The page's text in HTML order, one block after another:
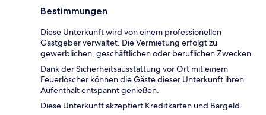
Bestimmungen
Diese Unterkunft wird von einem professionellen
Gastgeber verwaltet. Die Vermietung erfolgt zu
gewerblichen, geschäftlichen oder beruflichen Zwecken.
Dank der Sicherheitsausstattung vor Ort mit einem
Feuerlöscher können die Gäste dieser Unterkunft ihren
Aufenthalt entspannt genießen.
Diese Unterkunft akzeptiert Kreditkarten und Bargeld.